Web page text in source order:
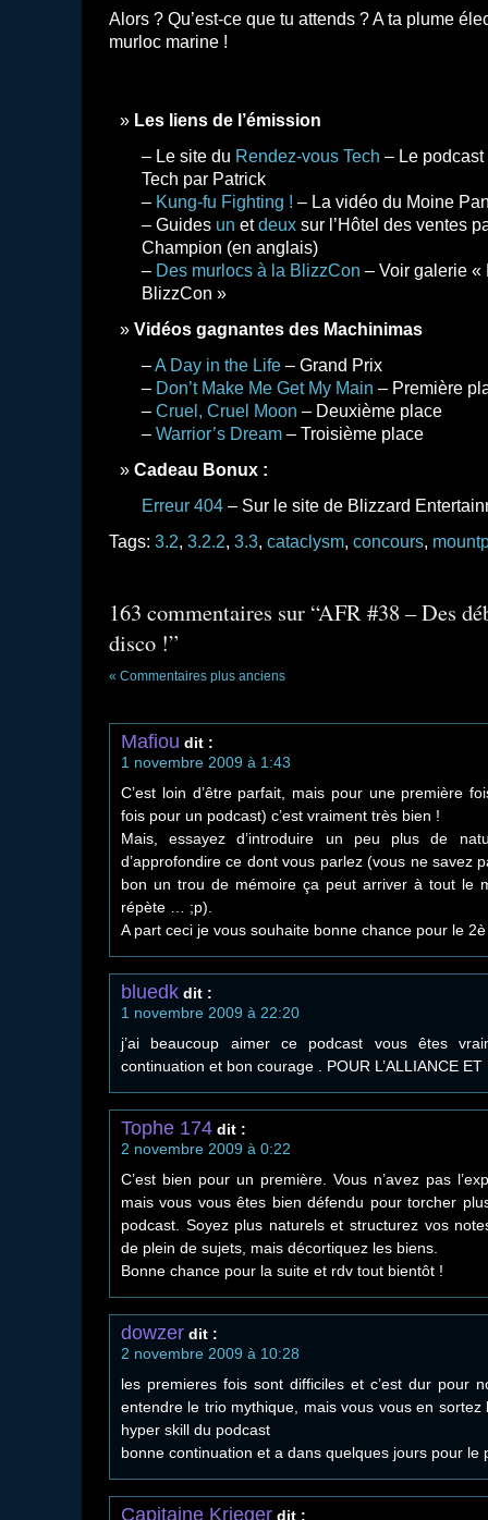
Alors ? Qu’est-ce que tu attends ? A ta plume
murloc marine !
Les liens de l’émission
– Le site du Rendez-vous Tech – Le podcast
Tech par Patrick
– Kung-fu Fighting ! – La vidéo du Moine
– Guides un etdeux sur l’Hôtel des ventes
Champion (en anglais)
– Des murlocs à la BlizzCon – Voir galerie «
BlizzCon »
Vidéos gagnantes des Machinimas
–A Day in the Life – Grand Prix
– Don’t Make Me Get My Main – Première
– Cruel, Cruel Moon – Deuxième place
– Warrior’s Dream – Troisième place
Cadeau Bonux :
Erreur 404 – Sur le site de Blizzard
Tags: 3.2, 3.2.2, 3.3, cataclysm, concours,
163 commentaires sur “AFR #38 – Des
disco !”
« Commentaires plus anciens
Mafiou dit :
1 novembre 2009 à 1:43
C’est loin d’être parfait, mais pour une première
fois pour un podcast) c’est vraiment très bien !
Mais, essayez d’introduire un peu plus de
d’approfondire ce dont vous parlez (vous ne savez
bon un trou de mémoire ça peut arriver à tout le
répète … ;p).
A part ceci je vous souhaite bonne chance pour le
bluedk dit :
1 novembre 2009 à 22:20
j’ai beaucoup aimer ce podcast vous êtes
continuation et bon courage . POUR L’ALLIANCE
Tophe 174 dit :
2 novembre 2009 à 0:22
C’est bien pour un première. Vous n’avez pas
mais vous vous êtes bien défendu pour torcher
podcast. Soyez plus naturels et structurez vos
de plein de sujets, mais décortiquez les biens.
Bonne chance pour la suite et rdv tout bientôt !
dowzer dit :
2 novembre 2009 à 10:28
les premieres fois sont difficiles et c’est dur pour
entendre le trio mythique, mais vous vous en
hyper skill du podcast
bonne continuation et a dans quelques jours pour le
Capitaine Krieger dit :